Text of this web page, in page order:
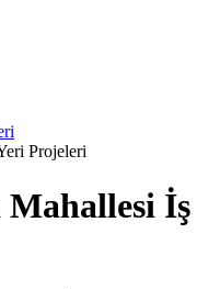
Projeleri
Mahallesi İş